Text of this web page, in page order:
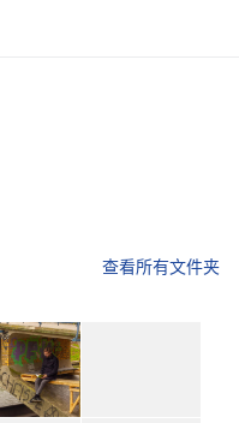
查看所有文件夹